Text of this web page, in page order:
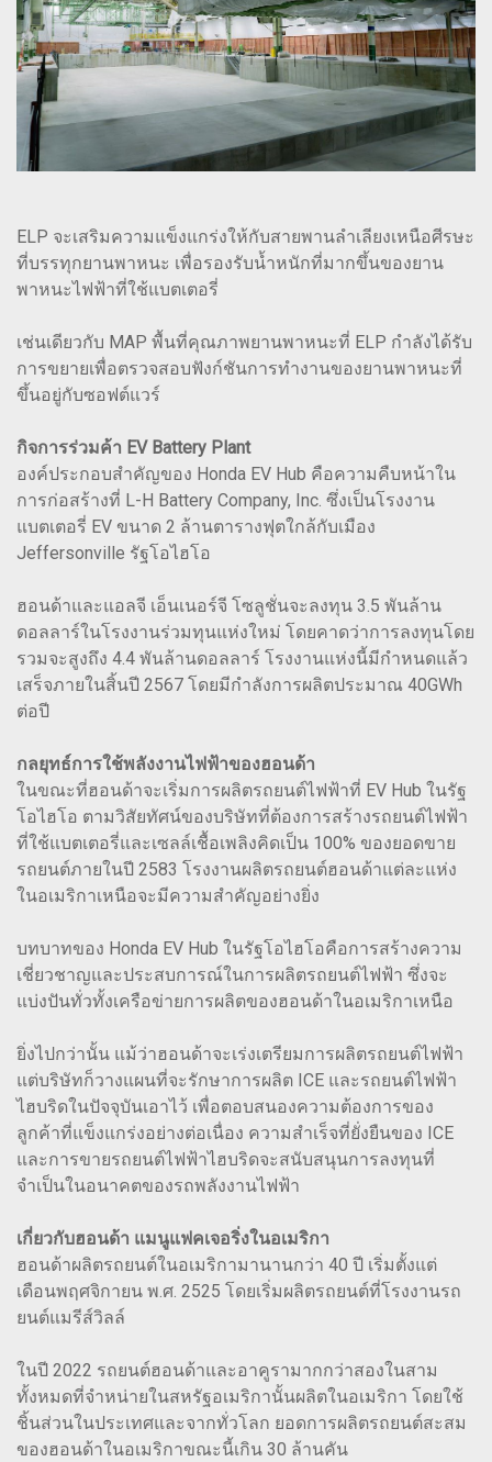
ELP จะเสริมความแข็งแกร่งให้กับสายพานลำเลียงเหนือศีรษะ
ที่บรรทุกยานพาหนะ เพื่อรองรับน้ำหนักที่มากขึ้นของยาน
พาหนะไฟฟ้าที่ใช้แบตเตอรี่
เช่นเดียวกับ MAP พื้นที่คุณภาพยานพาหนะที่ ELP กำลังได้รับ
การขยายเพื่อตรวจสอบฟังก์ชันการทำงานของยานพาหนะที่
ขึ้นอยู่กับซอฟต์แวร์
กิจการร่วมค้า EV Battery Plant
องค์ประกอบสำคัญของ Honda EV Hub คือความคืบหน้าใน
การก่อสร้างที่ L-H Battery Company, Inc. ซึ่งเป็นโรงงาน
แบตเตอรี่ EV ขนาด 2 ล้านตารางฟุตใกล้กับเมือง
Jeffersonville รัฐโอไฮโอ
ฮอนด้าและแอลจี เอ็นเนอร์จี โซลูชั่นจะลงทุน 3.5 พันล้าน
ดอลลาร์ในโรงงานร่วมทุนแห่งใหม่ โดยคาดว่าการลงทุนโดย
รวมจะสูงถึง 4.4 พันล้านดอลลาร์ โรงงานแห่งนี้มีกำหนดแล้ว
เสร็จภายในสิ้นปี 2567 โดยมีกำลังการผลิตประมาณ 40GWh
ต่อปี
กลยุทธ์การใช้พลังงานไฟฟ้าของฮอนด้า
ในขณะที่ฮอนด้าจะเริ่มการผลิตรถยนต์ไฟฟ้าที่ EV Hub ในรัฐ
โอไฮโอ ตามวิสัยทัศน์ของบริษัทที่ต้องการสร้างรถยนต์ไฟฟ้า
ที่ใช้แบตเตอรี่และเซลล์เชื้อเพลิงคิดเป็น 100% ของยอดขาย
รถยนต์ภายในปี 2583 โรงงานผลิตรถยนต์ฮอนด้าแต่ละแห่ง
ในอเมริกาเหนือจะมีความสำคัญอย่างยิ่ง
บทบาทของ Honda EV Hub ในรัฐโอไฮโอคือการสร้างความ
เชี่ยวชาญและประสบการณ์ในการผลิตรถยนต์ไฟฟ้า ซึ่งจะ
แบ่งปันทั่วทั้งเครือข่ายการผลิตของฮอนด้าในอเมริกาเหนือ
ยิ่งไปกว่านั้น แม้ว่าฮอนด้าจะเร่งเตรียมการผลิตรถยนต์ไฟฟ้า
แต่บริษัทก็วางแผนที่จะรักษาการผลิต ICE และรถยนต์ไฟฟ้า
ไฮบริดในปัจจุบันเอาไว้ เพื่อตอบสนองความต้องการของ
ลูกค้าที่แข็งแกร่งอย่างต่อเนื่อง ความสำเร็จที่ยั่งยืนของ ICE
และการขายรถยนต์ไฟฟ้าไฮบริดจะสนับสนุนการลงทุนที่
จำเป็นในอนาคตของรถพลังงานไฟฟ้า
เกี่ยวกับฮอนด้า แมนูแฟคเจอริ่งในอเมริกา
ฮอนด้าผลิตรถยนต์ในอเมริกามานานกว่า 40 ปี เริ่มตั้งแต่
เดือนพฤศจิกายน พ.ศ. 2525 โดยเริ่มผลิตรถยนต์ที่โรงงานรถ
ยนต์แมรีส์วิลล์
ในปี 2022 รถยนต์ฮอนด้าและอาคูรามากกว่าสองในสาม
ทั้งหมดที่จำหน่ายในสหรัฐอเมริกานั้นผลิตในอเมริกา โดยใช้
ชิ้นส่วนในประเทศและจากทั่วโลก ยอดการผลิตรถยนต์สะสม
ของฮอนด้าในอเมริกาขณะนี้เกิน 30 ล้านคัน